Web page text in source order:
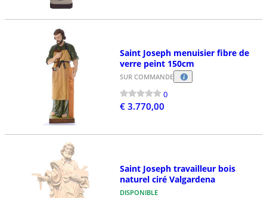
Saint Joseph menuisier fibre de
verre peint 150cm
SUR COMMANDE
0
€ 3.770,00
Saint Joseph travailleur bois
naturel ciré Valgardena
DISPONIBLE